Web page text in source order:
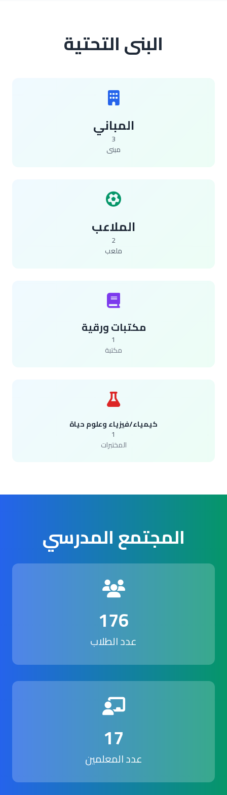
البنى التحتية
المباني
3
مبنى
الملاعب
2
ملعب
مكتبات ورقية
مكتبة
كيمياء/فيزياء وعلوم حياة
المختبرات
المجتمع المدرسي
176
عدد الطلاب
17
عدد المعلمين